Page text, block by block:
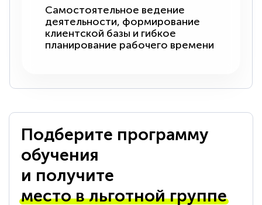
Самостоятельное ведение
деятельности, формирование
клиентской базы и гибкое
планирование рабочего времени
Подберите программу
обучения
и получите
место в льготной группе